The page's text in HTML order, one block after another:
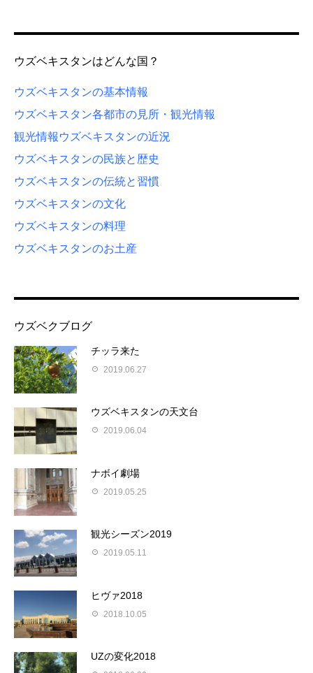
ウズベキスタンはどんな国？
ウズベキスタンの基本情報
ウズベキスタン各都市の見所・観光情報
観光情報 ウズベキスタンの近況
ウズベキスタンの民族と歴史
ウズベキスタンの伝統と習慣
ウズベキスタンの文化
ウズベキスタンの料理
ウズベキスタンのお土産
ウズベクブログ
チッラ来た
2019.06.27
ウズベキスタンの天文台
2019.06.04
ナボイ劇場
2019.05.25
観光シーズン2019
2019.05.11
ヒヴァ2018
2018.10.05
UZの変化2018